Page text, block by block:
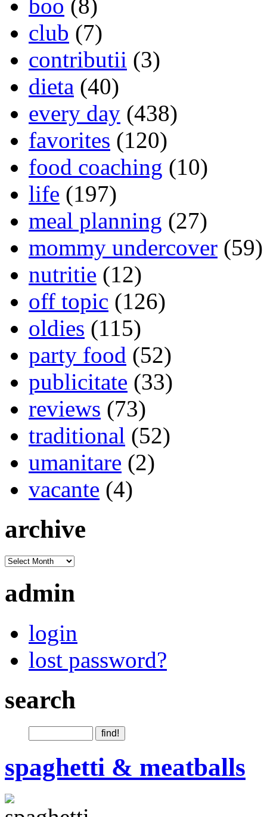
boo (8)
club (7)
contributii (3)
dieta (40)
every day (438)
favorites (120)
food coaching (10)
life (197)
meal planning (27)
mommy undercover (59)
nutritie (12)
off topic (126)
oldies (115)
party food (52)
publicitate (33)
reviews (73)
traditional (52)
umanitare (2)
vacante (4)
archive
admin
login
lost password?
search
spaghetti & meatballs